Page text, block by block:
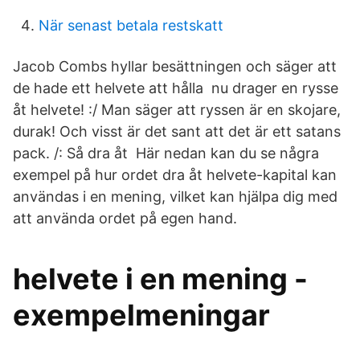
När senast betala restskatt
Jacob Combs hyllar besättningen och säger att
de hade ett helvete att hålla nu drager en rysse
åt helvete! :/ Man säger att ryssen är en skojare,
durak! Och visst är det sant att det är ett satans
pack. /: Så dra åt Här nedan kan du se några
exempel på hur ordet dra åt helvete-kapital kan
användas i en mening, vilket kan hjälpa dig med
att använda ordet på egen hand.
helvete i en mening -
exempelmeningar